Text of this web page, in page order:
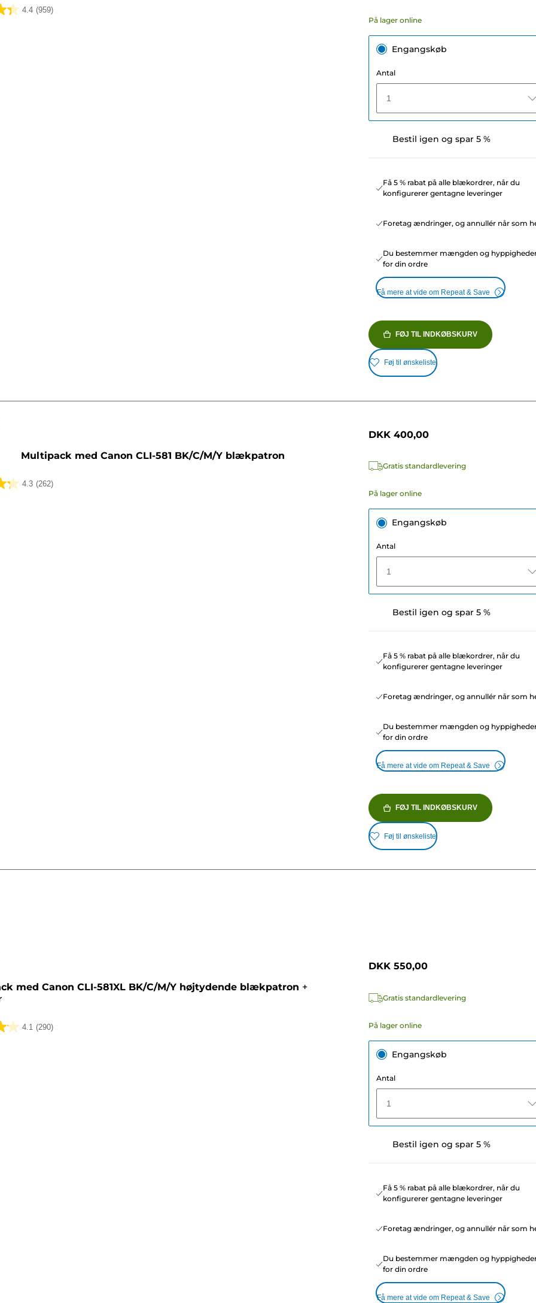
4.4 (959)
På lager online
Engangskøb
Antal
1
Bestil igen og spar 5 %
Få 5 % rabat på alle blækordrer, når du
konfigurerer gentagne leveringer
Foretag ændringer, og annullér når som
Du bestemmer mængden og
for din ordre
Få mere at vide om Repeat & Save
FØJ TIL INDKØBSKURV
Føj til ønskeliste
Multipack med Canon CLI-581 BK/C/M/Y blækpatron
4.3 (262)
DKK 400,00
Gratis standardlevering
På lager online
Engangskøb
Antal
1
Bestil igen og spar 5 %
Få 5 % rabat på alle blækordrer, når du
konfigurerer gentagne leveringer
Foretag ændringer, og annullér når som
Du bestemmer mængden og
for din ordre
Få mere at vide om Repeat & Save
FØJ TIL INDKØBSKURV
Føj til ønskeliste
med Canon CLI-581XL BK/C/M/Y højtydende blækpatron +
4.1 (290)
DKK 550,00
Gratis standardlevering
På lager online
Engangskøb
Antal
1
Bestil igen og spar 5 %
Få 5 % rabat på alle blækordrer, når du
konfigurerer gentagne leveringer
Foretag ændringer, og annullér når som
Du bestemmer mængden og
for din ordre
Få mere at vide om Repeat & Save